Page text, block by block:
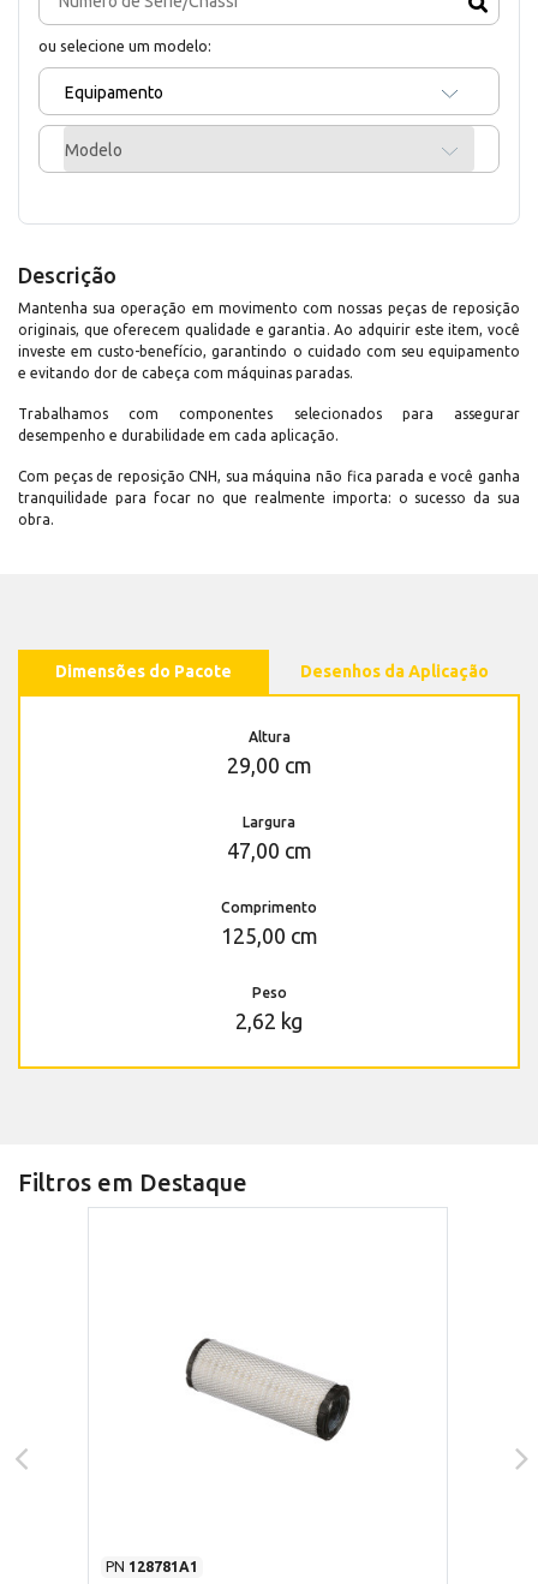
ou selecione um modelo:
Equipamento
Modelo
Descrição
Mantenha sua operação em movimento com nossas peças de reposição
originais, que oferecem qualidade e garantia. Ao adquirir este item, você
investe em custo-benefício, garantindo o cuidado com seu equipamento
e evitando dor de cabeça com máquinas paradas.
Trabalhamos com componentes selecionados para assegurar
desempenho e durabilidade em cada aplicação.
Com peças de reposição CNH, sua máquina não fica parada e você ganha
tranquilidade para focar no que realmente importa: o sucesso da sua
obra.
Dimensões do Pacote Desenhos da Aplicação
Altura
29,00 cm
Largura
47,00 cm
Comprimento
125,00 cm
Peso
2,62 kg
Filtros em Destaque
PN 128781A1